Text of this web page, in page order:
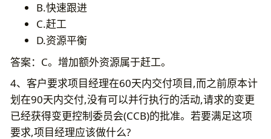
B.快速跟进
C.赶工
D.资源平衡
答案：C。增加额外资源属于赶工。
4、客户要求项目经理在60天内交付项目,而之前原本计
划在90天内交付,没有可以并行执行的活动,请求的变更
已经获得变更控制委员会(CCB)的批准。若要满足这项
要求,项目经理应该做什么?